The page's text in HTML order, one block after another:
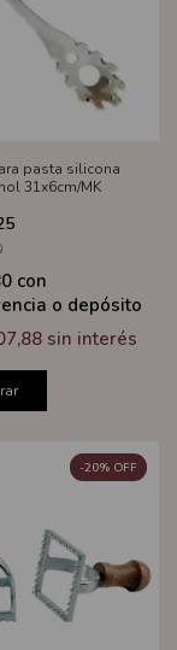
pasta silicona
31x6cm/MK
con
o depósito
sin interés
-20% OFF